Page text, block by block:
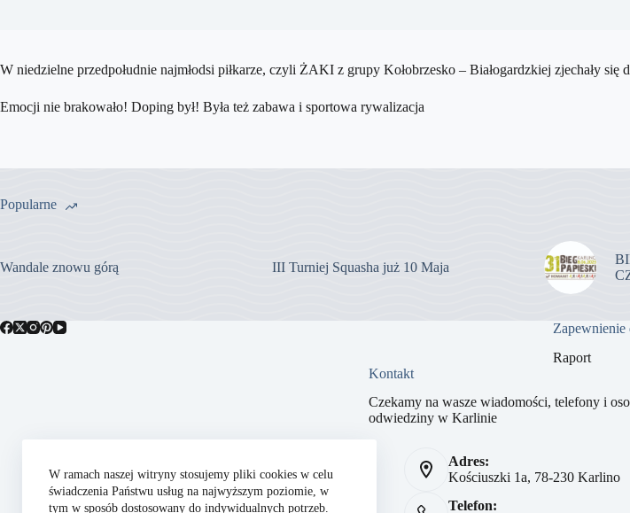
W ramach naszej witryny stosujemy pliki cookies w celu
świadczenia Państwu usług na najwyższym poziomie, w
tym w sposób dostosowany do indywidualnych potrzeb.
W niedzielne przedpołudnie najmłodsi piłkarze, czyli ŻAKI z grupy Kołobrzesko – Białogardzkiej zjechały
Emocji nie brakowało! Doping był! Była też zabawa i sportowa rywalizacja
Popularne
Wandale znowu górą III Turniej Squasha już 10 Maja
Zapewnienie
Raport
Kontakt
Czekamy na wasze wiadomości, telefony i
odwiedziny w Karlinie
Adres:
Kościuszki 1a, 78-230 Karlino
Telefon: